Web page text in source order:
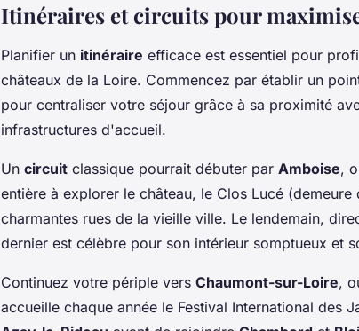
Itinéraires et circuits pour
Planifier un itinéraire efficace est essentiel pour
châteaux de la Loire. Commencez par établir un
pour centraliser votre séjour grâce à sa proximité
infrastructures d'accueil.
Un circuit classique pourrait débuter par Amboise,
entière à explorer le château, le Clos Lucé
charmantes rues de la vieille ville. Le lendemain,
dernier est célèbre pour son intérieur somptueux et
Continuez votre périple vers Chaumont-sur-Loire,
accueille chaque année le Festival International des